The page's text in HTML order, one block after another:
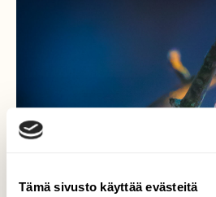
Tämä sivusto käyttää evästeitä